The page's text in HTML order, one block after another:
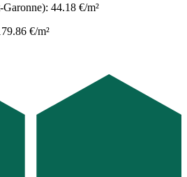
44.18 €/m²
€/m²